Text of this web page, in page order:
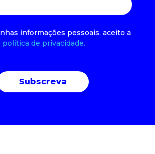
informações pessoais, aceito a
política de privacidade.